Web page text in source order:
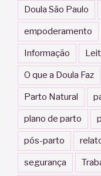
Doula São Paulo
empoderamento
Informação
O que a Doula Faz
Parto Natural
plano de parto
pós-parto
segurança